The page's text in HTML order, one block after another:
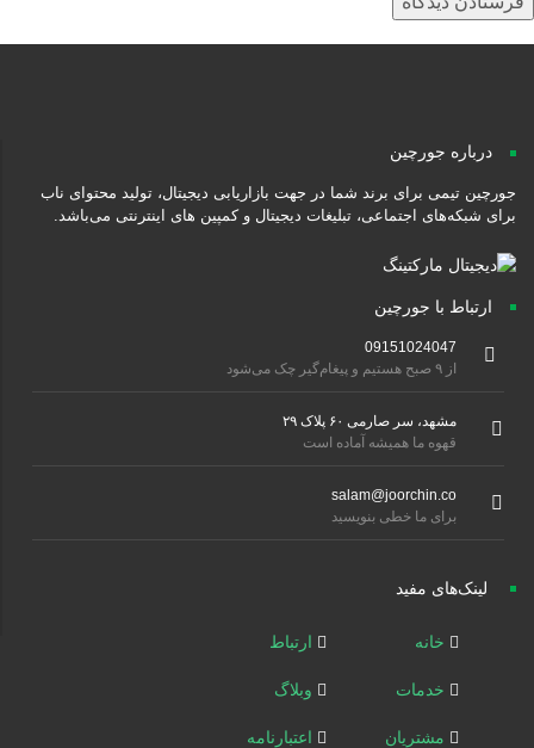
درباره جورچین
جورچین تیمی برای برند شما در جهت بازاریابی دیجیتال، تولید محتوای ناب
برای شبکه‌های اجتماعی، تبلیغات دیجیتال و کمپین های اینترنتی می‌باشد.
ارتباط با جورچین
09151024047
مشهد، سر صارمی ۶۰ پلاک ۲۹
قهوه ما همیشه آماده است
salam@joorchin.co
برای ما خطی بنویسید
لینک‌های مفید
خانه
خدمات
مشتریان
ارتباط
وبلاگ
اعتبارنامه